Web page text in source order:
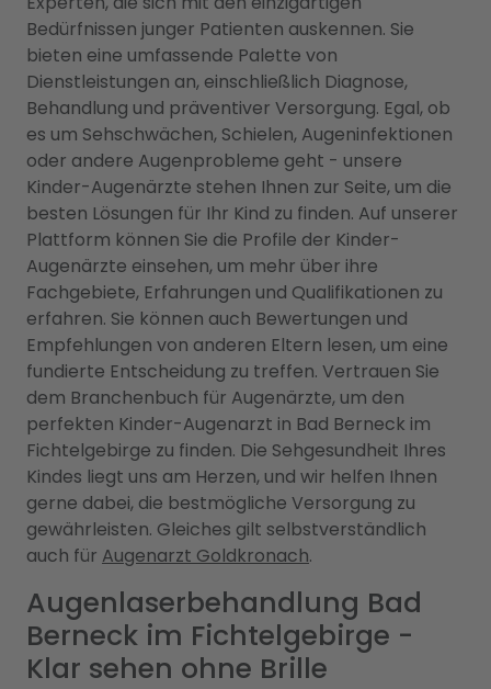
Bedürfnissen junger Patienten auskennen. Sie
bieten eine umfassende Palette von
Dienstleistungen an, einschließlich Diagnose,
Behandlung und präventiver Versorgung. Egal, ob
es um Sehschwächen, Schielen, Augeninfektionen
oder andere Augenprobleme geht - unsere
Kinder-Augenärzte stehen Ihnen zur Seite, um die
besten Lösungen für Ihr Kind zu finden. Auf unserer
Plattform können Sie die Profile der Kinder-
Augenärzte einsehen, um mehr über ihre
Fachgebiete, Erfahrungen und Qualifikationen zu
erfahren. Sie können auch Bewertungen und
Empfehlungen von anderen Eltern lesen, um eine
fundierte Entscheidung zu treffen. Vertrauen Sie
dem Branchenbuch für Augenärzte, um den
perfekten Kinder-Augenarzt in Bad Berneck im
Fichtelgebirge zu finden. Die Sehgesundheit Ihres
Kindes liegt uns am Herzen, und wir helfen Ihnen
gerne dabei, die bestmögliche Versorgung zu
gewährleisten. Gleiches gilt selbstverständlich
auch für Augenarzt Goldkronach.
Augenlaserbehandlung Bad
Berneck im Fichtelgebirge -
Klar sehen ohne Brille